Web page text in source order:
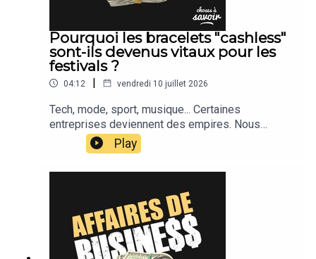
Pourquoi les bracelets "cashless"
sont-ils devenus vitaux pour les
festivals ?
04:12 | vendredi 10 juillet 2026
Tech, mode, sport, musique... Certaines
entreprises deviennent des empires. Nous
suivons leur actu.
Play